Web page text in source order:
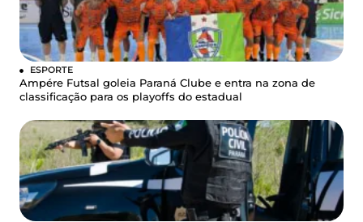
ESPORTE
Ampére Futsal goleia Paraná Clube e entra na zona de
classificação para os playoffs do estadual